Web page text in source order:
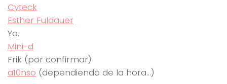
Cyteck
Esther Fuldauer
Yo.
Mini-d
Frik (por confirmar)
a10nso (dependiendo de la hora…)